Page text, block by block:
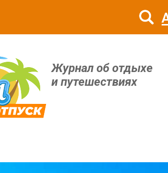
Журнал об отдыхе
и путешествиях